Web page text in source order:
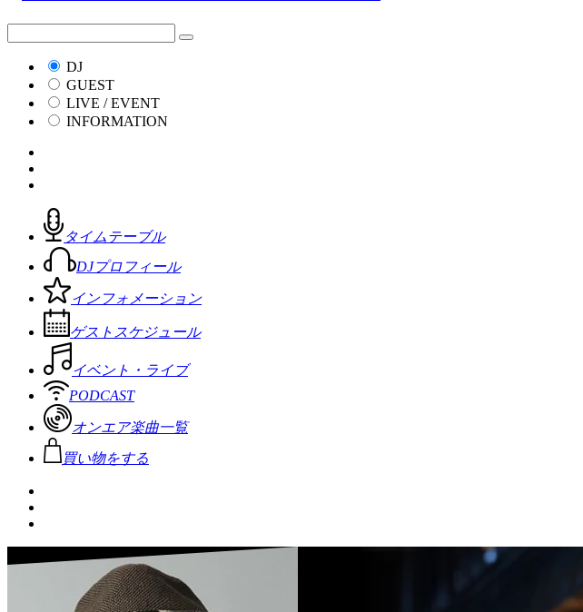
DJ
GUEST
LIVE / EVENT
INFORMATION
タイムテーブル
DJプロフィール
インフォメーション
ゲストスケジュール
イベント・ライブ
PODCAST
オンエア楽曲一覧
買い物をする